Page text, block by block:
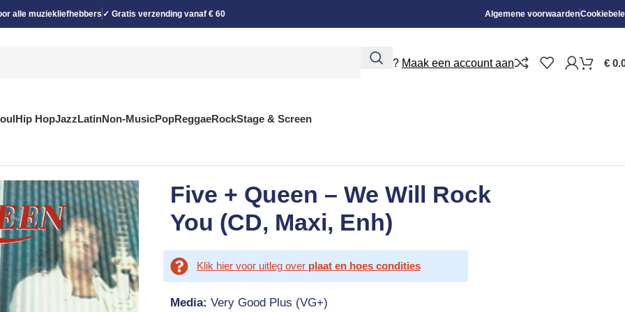
alle muziekliefhebbers ✓ Gratis verzending vanaf € 60 Algemene voorwaarden
Nieuw? Maak een account aan €
Hip HopJazzLatinNon-MusicPopReggaeRockStage & Screen
Five + Queen – We Will Rock
You (CD, Maxi, Enh)
Klik hier voor uitleg over plaat en hoes condities
Media: Very Good Plus (VG+)